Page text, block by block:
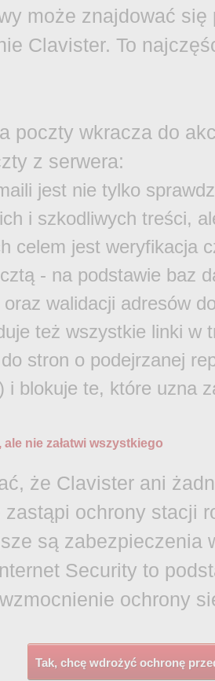
może znajdować
Clavister. To
poczty wkracza do
z serwera:
jest nie tylko
i szkodliwych treści,
celem jest weryfikacja
- na podstawie baz
walidacji adresów
też wszystkie linki w
stron o podejrzanej
i blokuje te, które uzna
nie załatwi wszystkiego
że Clavister ani
zastąpi ochrony stacji
są zabezpieczenia
Security to
ochrony
Tak, chcę wdrożyć ochronę